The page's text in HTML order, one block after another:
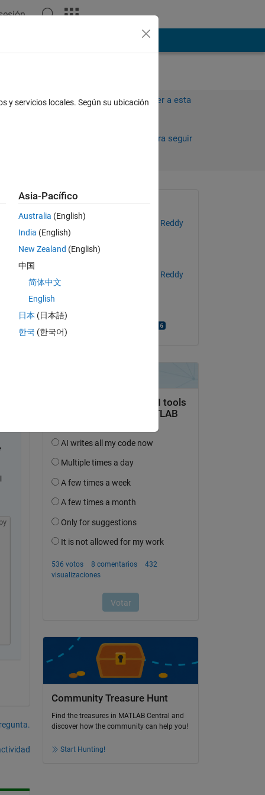
Iniciar sesión para responder a esta
Iniciar sesión para seguir
Yuvarajendra Anjaneya Reddy
el 10 de En. de 2023
Yuvarajendra Anjaneya Reddy
el 10 de En. de 2023
Aceptada:
Community Treasure Hunt
Find the treasures in MATLAB Central and
discover how the community can help you!
Start Hunting!
y servicios locales. Según su ubicación
Asia-Pacífico
Australia (English)
India (English)
New Zealand (English)
中国
简体中文
English
日本 (日本語)
한국 (한국어)